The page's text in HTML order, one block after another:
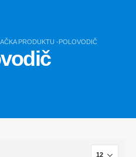
PRODUKTU -POLOVODIČ